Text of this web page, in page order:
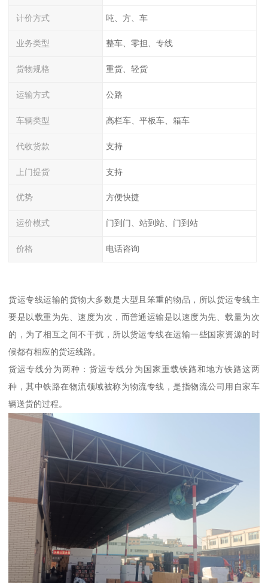
计价方式 吨、方、车
业务类型 整车、零担、专线
货物规格 重货、轻货
运输方式 公路
车辆类型 高栏车、平板车、箱车
代收货款 支持
上门提货 支持
优势 方便快捷
运价模式 门到门、站到站、门到站
价格 电话咨询
货运专线运输的货物大多数是大型且笨重的物品，所以货运专线主
要是以载重为先、速度为次，而普通运输是以速度为先、载量为次
的，为了相互之间不干扰，所以货运专线在运输一些国家资源的时
候都有相应的货运线路。
货运专线分为两种：货运专线分为国家重载铁路和地方铁路这两
种，其中铁路在物流领域被称为物流专线，是指物流公司用自家车
辆送货的过程。